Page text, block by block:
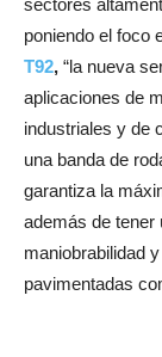
sectores
poniendo el foco
T92, “la nueva
aplicaciones de
industriales y de
una banda de
garantiza la
además de tener
maniobrabilidad
pavimentadas